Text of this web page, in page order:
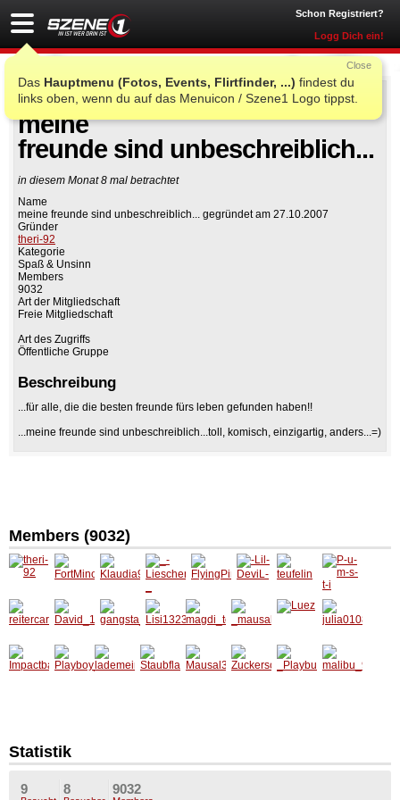
Schon Registriert?
Logg Dich ein!
Das Hauptmenu (Fotos, Events, Flirtfinder, ...) findest du
links oben, wenn du auf das Menuicon / Szene1 Logo tippst.
Close
Gruppe beitreten
Auf Facebook teilen
meine
freunde sind unbeschreiblich...
in diesem Monat 8 mal betrachtet
Name
meine freunde sind unbeschreiblich... gegründet am 27.10.2007
Gründer
theri-92
Kategorie
Spaß & Unsinn
Members
9032
Art der Mitgliedschaft
Freie Mitgliedschaft
Art des Zugriffs
Öffentliche Gruppe
Beschreibung
...für alle, die die besten freunde fürs leben gefunden haben!!
...meine freunde sind unbeschreiblich...toll, komisch, einzigartig, anders...=)
Members (9032)
theri-92
FortMin
or
Klaudia
90
_-
Liesche
n-_
FlyingPi
n
-Lil-
DeviL-
teufelin
P-u-m-
s-t-i
reiterca
rmen
David_
1
gangst
a_bitch
007
Lisi132
3
magdi_
teuferl
_maus
al89_
Luez
julia010
8
Statistik
9 8 9032